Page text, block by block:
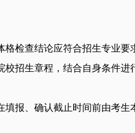
检查结论应符合招生专业要
招生章程，结合自身条件进
报、确认截止时间前由考生